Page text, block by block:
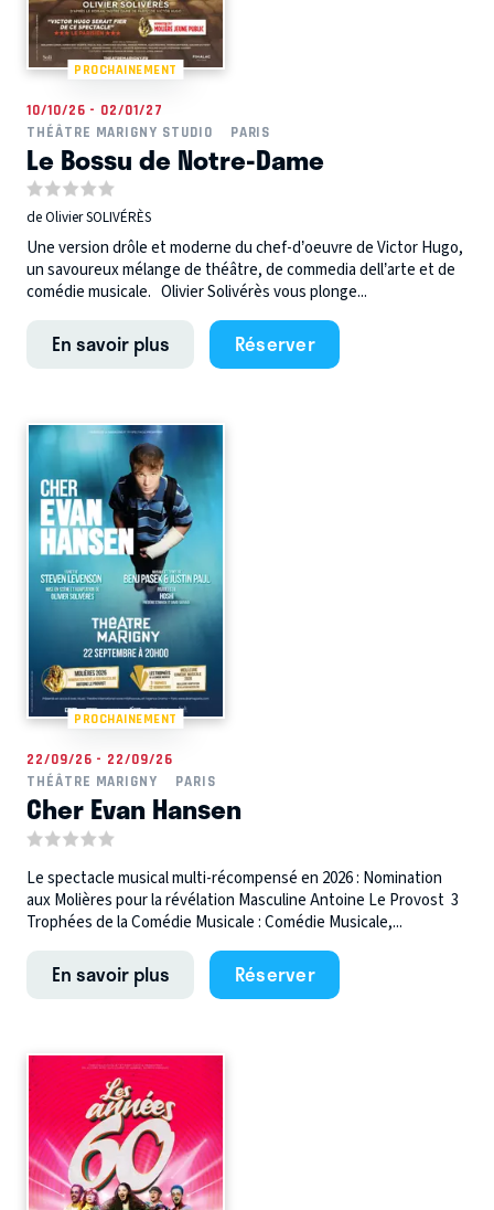
PROCHAINEMENT
10/10/26 - 02/01/27
THÉÂTRE MARIGNY STUDIO
PARIS
Le Bossu de Notre-Dame
de Olivier SOLIVÉRÈS
Une version drôle et moderne du chef-d’oeuvre de Victor Hugo,
un savoureux mélange de théâtre, de commedia dell’arte et de
comédie musicale. Olivier Solivérès vous plonge...
En savoir plus Réserver
PROCHAINEMENT
22/09/26 - 22/09/26
THÉÂTRE MARIGNY
PARIS
Cher Evan Hansen
Le spectacle musical multi-récompensé en 2026 : Nomination
aux Molières pour la révélation Masculine Antoine Le Provost 3
Trophées de la Comédie Musicale : Comédie Musicale,...
En savoir plus Réserver